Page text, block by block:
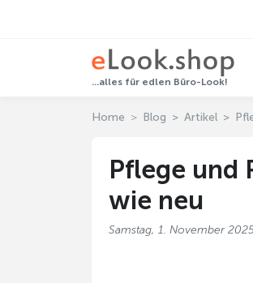
...alles für edlen Büro-Look!
Home Blog Artikel
Pflege und
wie neu
Samstag, 1. November